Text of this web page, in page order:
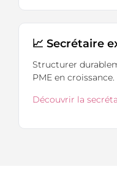
📈 Secrétaire
Structurer
PME en croissance.
Découvrir la